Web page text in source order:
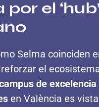
el
Selma coinciden
el
de excelencia
en València es